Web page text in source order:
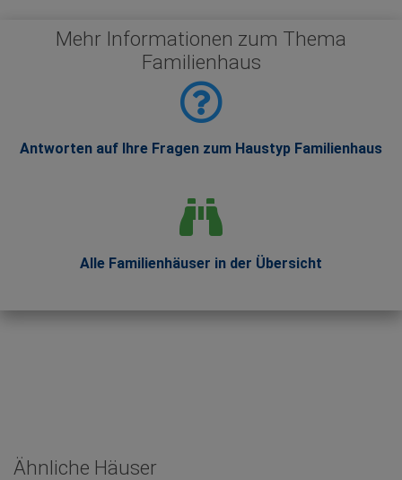
Mehr Informationen zum Thema
Familienhaus
Antworten auf Ihre Fragen zum Haustyp Familienhaus
Alle Familienhäuser in der Übersicht
Ähnliche Häuser